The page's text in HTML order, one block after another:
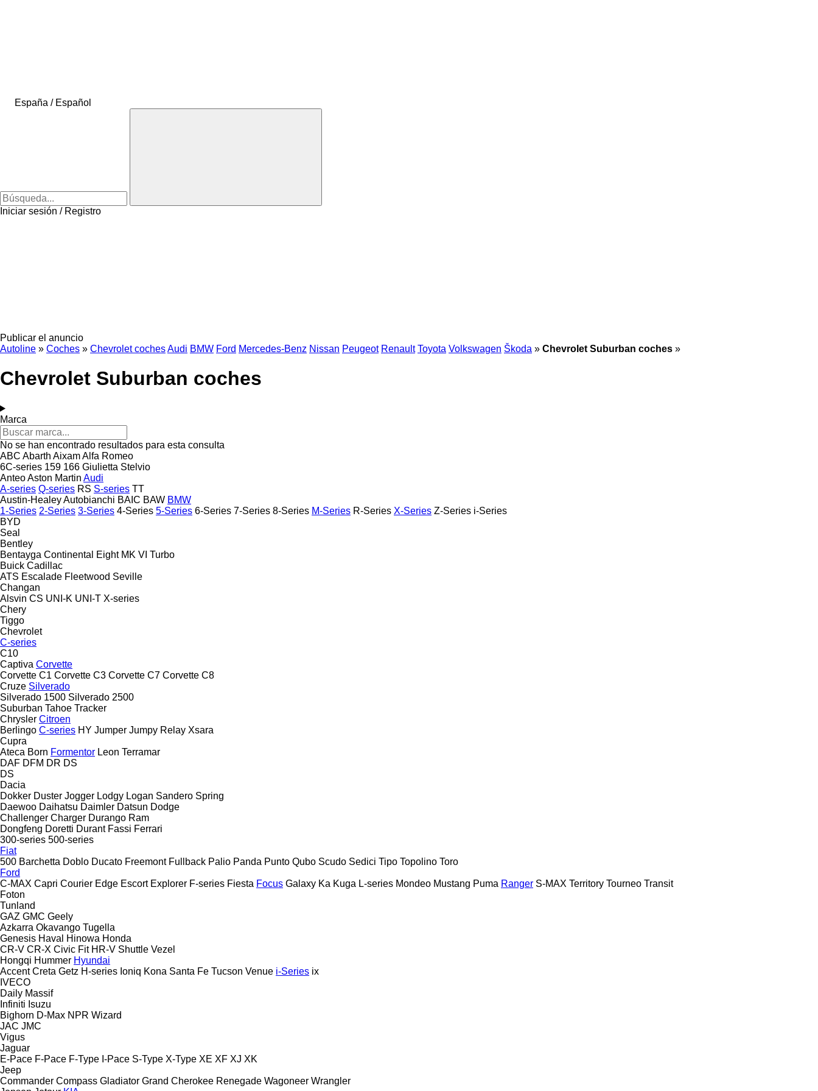
España / Español
Iniciar sesión / Registro
Publicar el anuncio
Autoline » Coches » Chevrolet cochesAudi BMW Ford Mercedes-Benz Nissan Peugeot Renault Toyota Volkswagen Škoda » Chevrolet Suburban coches »
Chevrolet Suburban coches
Marca
No se han encontrado resultados para esta consulta
ABC Abarth AixamAlfa Romeo
6C-series 159 166 Giulietta Stelvio
AnteoAston Martin Audi
A-series Q-series RS S-series TT
Austin-HealeyAutobianchi BAIC BAW BMW
1-Series 2-Series 3-Series 4-Series 5-Series 6-Series 7-Series 8-Series M-Series R-Series X-Series Z-Series i-Series
BYD
Seal
Bentley
Bentayga Continental Eight MK VI Turbo
Buick Cadillac
ATS Escalade Fleetwood Seville
Changan
Alsvin CS UNI-K UNI-T X-series
Chery
Tiggo
Chevrolet
C-series
C10
Captiva Corvette
Corvette C1 Corvette C3 Corvette C7 Corvette C8
Cruze Silverado
Silverado 1500 Silverado 2500
Suburban Tahoe Tracker
Chrysler Citroen
Berlingo C-series HY Jumper Jumpy Relay Xsara
Cupra
Ateca Born Formentor Leon Terramar
DAF DFM DR DS
DS
Dacia
Dokker Duster Jogger Lodgy Logan Sandero Spring
Daewoo Daihatsu Daimler Datsun Dodge
Challenger Charger Durango Ram
Dongfeng Doretti Durant Fassi Ferrari
300-series 500-series
Fiat
500 Barchetta Doblo Ducato Freemont Fullback Palio Panda Punto Qubo Scudo Sedici Tipo Topolino Toro
Ford
C-MAX Capri Courier Edge Escort Explorer F-series Fiesta Focus Galaxy Ka Kuga L-series Mondeo Mustang Puma Ranger S-MAX Territory Tourneo Transit
Foton
Tunland
GAZ GMC Geely
Azkarra Okavango Tugella
Genesis Haval Hinowa Honda
CR-V CR-X Civic Fit HR-V Shuttle Vezel
Hongqi Hummer Hyundai
Accent Creta Getz H-series Ioniq Kona Santa Fe Tucson Venue i-Series ix
IVECO
Daily Massif
Infiniti Isuzu
Bighorn D-Max NPR Wizard
JAC JMC
Vigus
Jaguar
E-Pace F-Pace F-Type I-Pace S-Type X-Type XE XF XJ XK
Jeep
Commander Compass Gladiator Grand Cherokee Renegade Wagoneer Wrangler